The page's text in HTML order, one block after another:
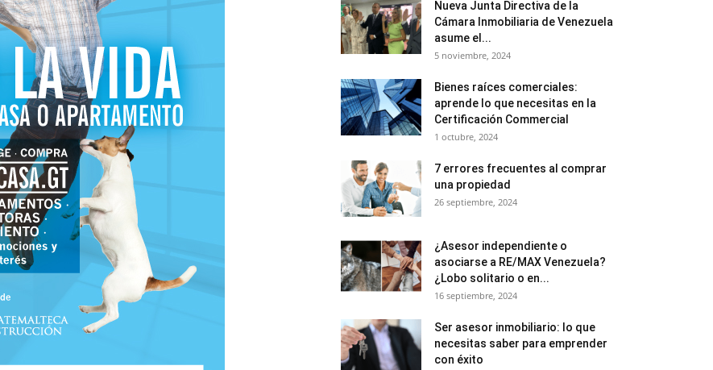
Nueva Junta Directiva de la
Cámara Inmobiliaria de Venezuela
asume el...
5 noviembre, 2024
Bienes raíces comerciales:
aprende lo que necesitas en la
Certificación Commercial
1 octubre, 2024
7 errores frecuentes al comprar
una propiedad
26 septiembre, 2024
¿Asesor independiente o
asociarse a RE/MAX Venezuela?
¿Lobo solitario o en...
16 septiembre, 2024
Ser asesor inmobiliario: lo que
necesitas saber para emprender
con éxito